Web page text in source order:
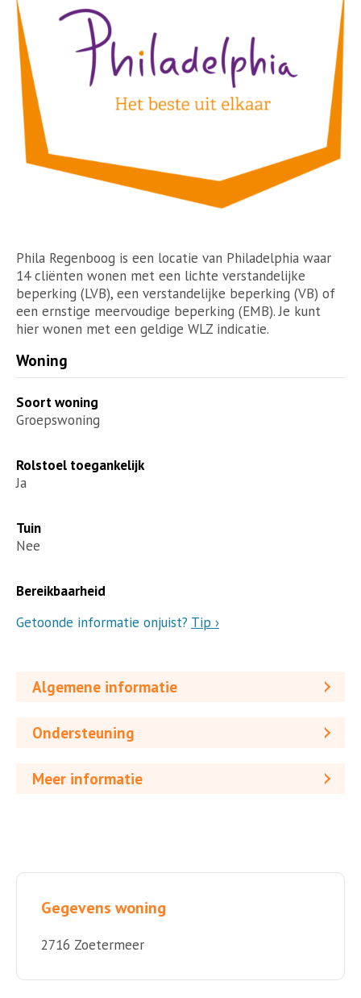
Phila Regenboog is een locatie van Philadelphia waar
14 cliënten wonen met een lichte verstandelijke
beperking (LVB), een verstandelijke beperking (VB) of
een ernstige meervoudige beperking (EMB). Je kunt
hier wonen met een geldige WLZ indicatie.
Woning
Soort woning
Groepswoning
Rolstoel toegankelijk
Ja
Tuin
Nee
Bereikbaarheid
Getoonde informatie onjuist? Tip ›
Algemene informatie
Ondersteuning
Meer informatie
Gegevens woning
2716 Zoetermeer